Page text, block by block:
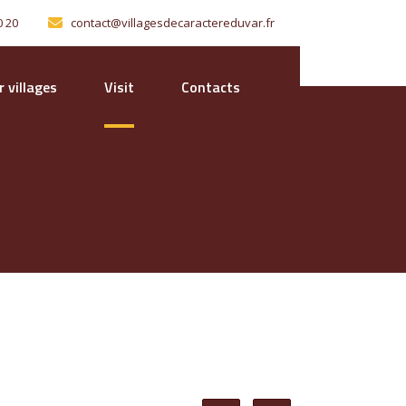
20 contact@villagesdecaractereduvar.fr
villages Visit Contacts